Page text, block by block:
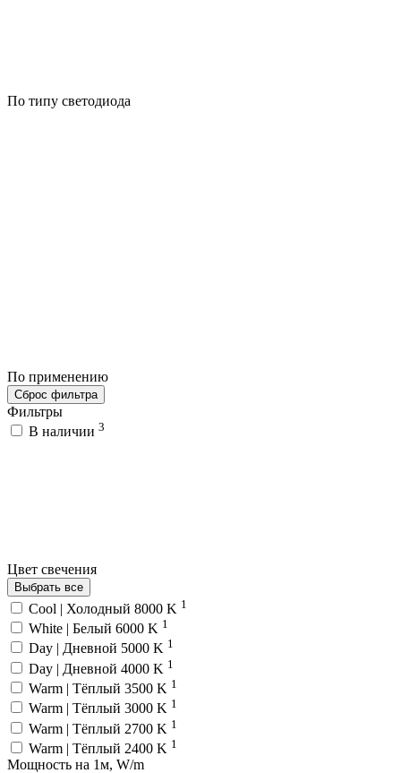
По типу светодиода
По применению
Сброс фильтра
Фильтры
В наличии 3
Цвет свечения
Выбрать все
Cool | Холодный 8000 K 1
White | Белый 6000 K 1
Day | Дневной 5000 K 1
Day | Дневной 4000 K 1
Warm | Тёплый 3500 K 1
Warm | Тёплый 3000 K 1
Warm | Тёплый 2700 K 1
Warm | Тёплый 2400 K 1
Мощность на 1м, W/m